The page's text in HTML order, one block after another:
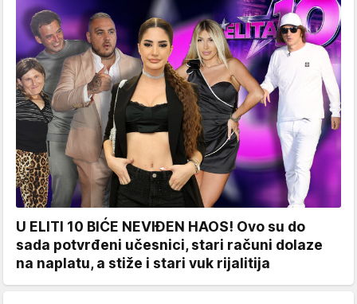
U ELITI 10 BIĆE NEVIĐEN HAOS! Ovo su do
sada potvrđeni učesnici, stari računi dolaze
na naplatu, a stiže i stari vuk rijalitija